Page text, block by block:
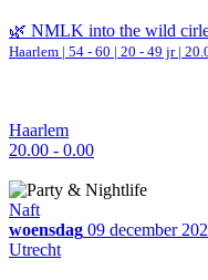
🌿 NMLK into the wild
Haarlem | 54 - 60 | 20 - 49 jr |
Haarlem
20.00 - 0.00
Naft
woensdag 09 december
Utrecht